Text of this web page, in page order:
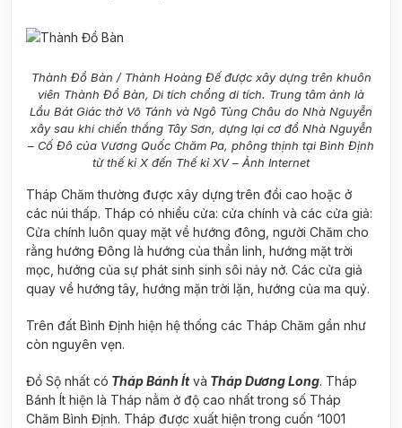
Thành Đồ Bàn / Thành Hoàng Đế được xây dựng trên khuôn
viên Thành Đồ Bàn, Di tích chồng di tích. Trung tâm ảnh là
Lầu Bát Giác thờ Võ Tánh và Ngô Tùng Châu do Nhà Nguyễn
xây sau khi chiến thắng Tây Sơn, dựng lại cơ đồ Nhà Nguyễn
– Cố Đô của Vương Quốc Chăm Pa, phông thịnh tại Bình Định
từ thế kỉ X đến Thế kỉ XV – Ảnh Internet
Tháp Chăm thường được xây dựng trên đồi cao hoặc ở
các núi thấp. Tháp có nhiều cửa: cửa chính và các cửa giả:
Cửa chính luôn quay mặt về hướng đông, người Chăm cho
rằng hướng Đông là hướng của thần linh, hướng mặt trời
mọc, hướng của sự phát sinh sinh sôi nảy nở. Các cửa giả
quay về hướng tây, hướng mặn trời lặn, hướng của ma quỷ.
Trên đất Bình Định hiện hệ thống các Tháp Chăm gần như
còn nguyên vẹn.
Đồ Sộ nhất có Tháp Bánh Ítvà Tháp Dương Long. Tháp
Bánh Ít hiện là Tháp nằm ở độ cao nhất trong số Tháp
Chăm Bình Định. Tháp được xuất hiện trong cuốn ‘1001